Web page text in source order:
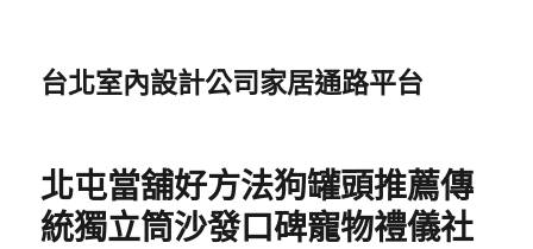
台北室內設計公司家居通路平台
北屯當舖好方法狗罐頭推薦傳
統獨立筒沙發口碑寵物禮儀社